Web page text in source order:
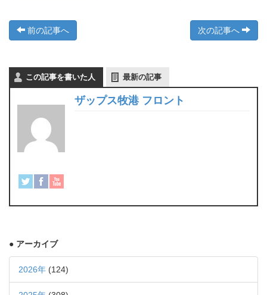
前の記事へ 次の記事へ
この記事を書いた人 最新の記事
ザップス牧港 フロント
● アーカイブ
2026年 (124)